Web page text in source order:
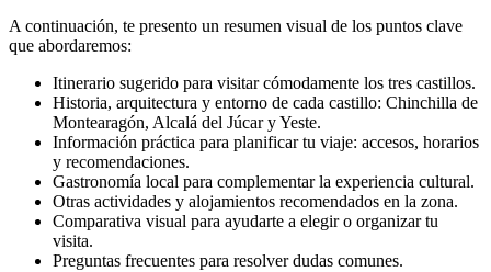
A continuación, te presento un resumen visual de los puntos clave
que abordaremos:
Itinerario sugerido para visitar cómodamente los tres castillos.
Historia, arquitectura y entorno de cada castillo: Chinchilla de
Montearagón, Alcalá del Júcar y Yeste.
Información práctica para planificar tu viaje: accesos, horarios
y recomendaciones.
Gastronomía local para complementar la experiencia cultural.
Otras actividades y alojamientos recomendados en la zona.
Comparativa visual para ayudarte a elegir o organizar tu
visita.
Preguntas frecuentes para resolver dudas comunes.